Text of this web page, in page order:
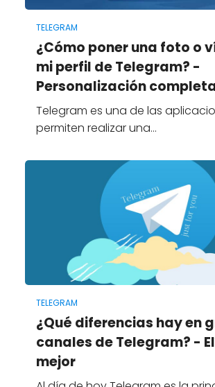
TELEGRAM
¿Cómo poner una foto o
mi perfil de Telegram? -
Personalización
Telegram es una de las
permiten realizar una…
TELEGRAM
¿Qué diferencias hay en
canales de Telegram? -
mejor